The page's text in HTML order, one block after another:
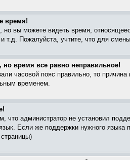
время!
но вы можете видеть время,
т.д. Пожалуйста, учтите, что для
но время все равно неправильное!
часовой пояс правильно, то
временем.
что администратор не установил
Если же поддержки нужного